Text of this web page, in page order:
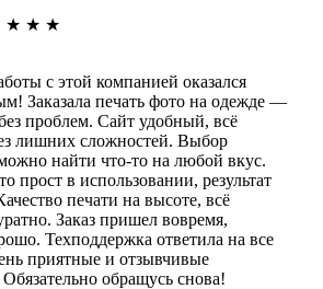
★ ★ ★
с этой компанией оказался
Заказала печать фото на одежде —
проблем. Сайт удобный, всё
лишних сложностей. Выбор
найти что-то на любой вкус.
прост в использовании, результат
печати на высоте, всё
Заказ пришел вовремя,
Техподдержка ответила на все
приятные и отзывчивые
обращусь снова!